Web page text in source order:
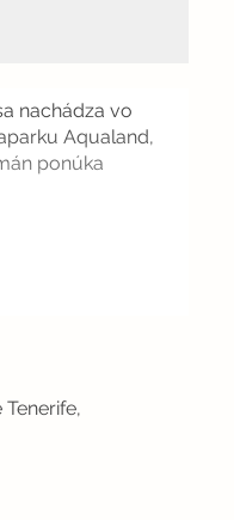
nachádza vo
Aqualand,
ponúka